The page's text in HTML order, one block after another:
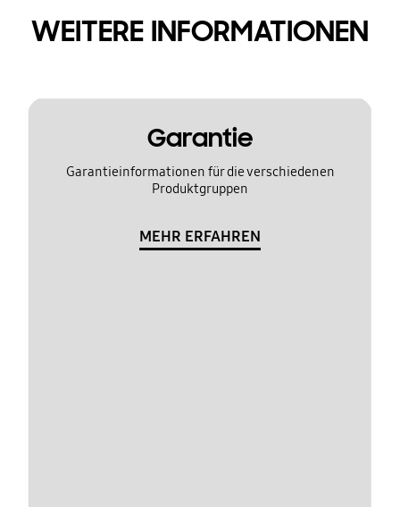
WEITERE INFORMATIONEN
Garantie
Garantieinformationen für die verschiedenen
Produktgruppen
MEHR ERFAHREN